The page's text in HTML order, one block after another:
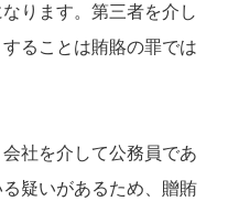
ります。第三者を介し
ることは賄賂の罪では
社を介して公務員であ
疑いがあるため、贈賄